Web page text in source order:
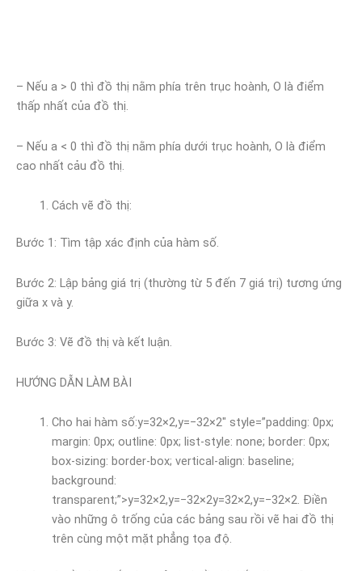
– Nếu a > 0 thì đồ thị nằm phía trên trục hoành, O là điểm
thấp nhất của đồ thị.
– Nếu a < 0 thì đồ thị nằm phía dưới trục hoành, O là điểm
cao nhất cảu đồ thị.
Cách vẽ đồ thị:
Bước 1: Tìm tập xác định của hàm số.
Bước 2: Lập bảng giá trị (thường từ 5 đến 7 giá trị) tương ứng
giữa x và y.
Bước 3: Vẽ đồ thị và kết luận.
HƯỚNG DẪN LÀM BÀI
Cho hai hàm số:y=32×2,y=−32×2″ style=”padding: 0px;
margin: 0px; outline: 0px; list-style: none; border: 0px;
box-sizing: border-box; vertical-align: baseline;
background:
transparent;”>y=32×2,y=−32×2y=32×2,y=−32×2. Điền
vào những ô trống của các bảng sau rồi vẽ hai đồ thị
trên cùng một mặt phẳng tọa độ.